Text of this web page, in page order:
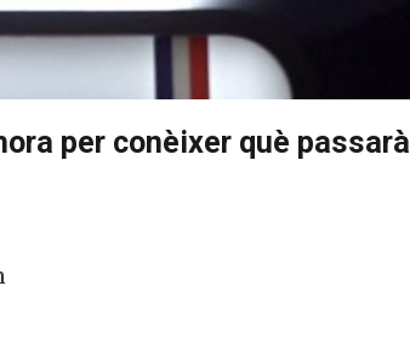
per conèixer què passarà